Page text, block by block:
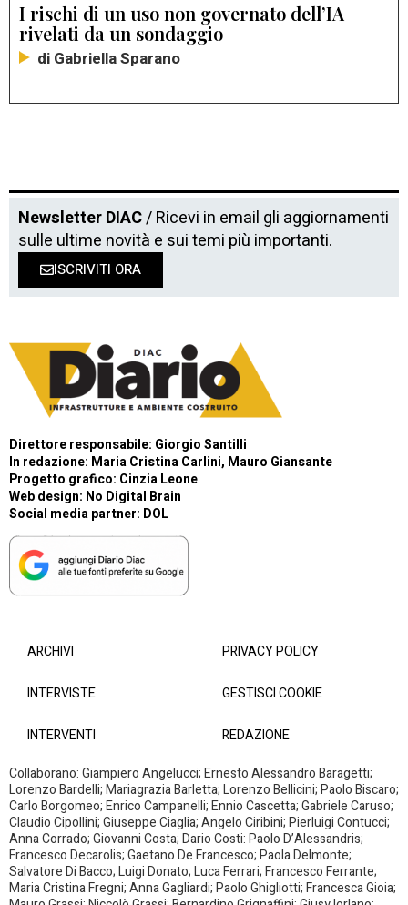
I rischi di un uso non governato dell’IA
rivelati da un sondaggio
di Gabriella Sparano
Newsletter DIAC/ Ricevi in email gli aggiornamenti
sulle ultime novità e sui temi più importanti.
ISCRIVITI ORA
Direttore responsabile: Giorgio Santilli
In redazione: Maria Cristina Carlini, Mauro Giansante
Progetto grafico: Cinzia Leone
Web design: No Digital Brain
Social media partner: DOL
ARCHIVI
INTERVISTE
INTERVENTI
PRIVACY POLICY
GESTISCI COOKIE
REDAZIONE
Collaborano: Giampiero Angelucci; Ernesto Alessandro Baragetti;
Lorenzo Bardelli; Mariagrazia Barletta; Lorenzo Bellicini; Paolo Biscaro;
Carlo Borgomeo; Enrico Campanelli; Ennio Cascetta; Gabriele Caruso;
Claudio Cipollini; Giuseppe Ciaglia; Angelo Ciribini; Pierluigi Contucci;
Anna Corrado; Giovanni Costa; Dario Costi: Paolo D’Alessandris;
Francesco Decarolis; Gaetano De Francesco; Paola Delmonte;
Salvatore Di Bacco; Luigi Donato; Luca Ferrari; Francesco Ferrante;
Maria Cristina Fregni; Anna Gagliardi; Paolo Ghigliotti; Francesca Gioia;